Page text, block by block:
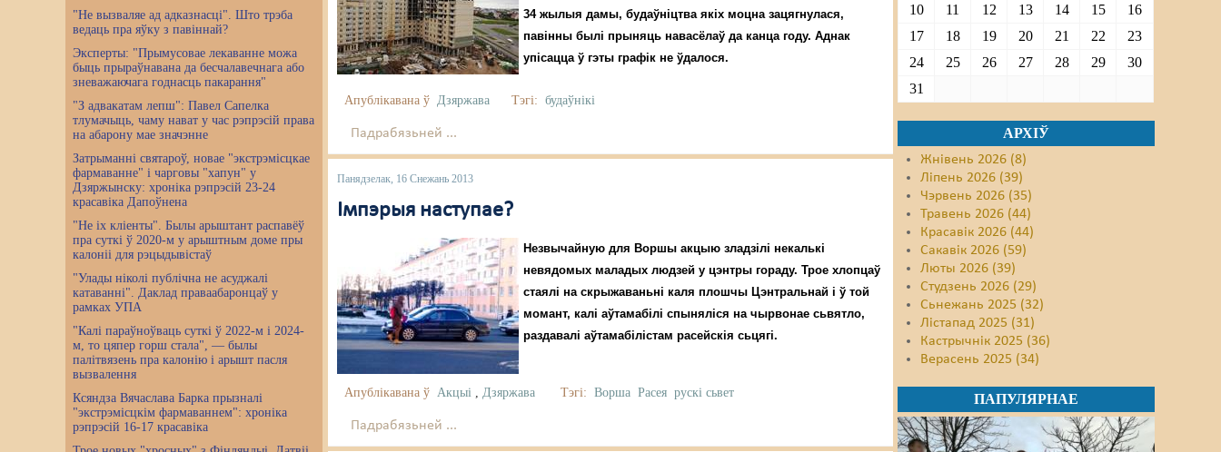
"Не вызваляе ад адказнасці". Што трэба
ведаць пра яўку з павіннай?
Эксперты: "Прымусовае лекаванне можа
быць прыраўнавана да бесчалавечнага або
зневажаючага годнасць пакарання"
"З адвакатам лепш": Павел Сапелка
тлумачыць, чаму нават у час рэпрэсій права
на абарону мае значэнне
Затрыманні святароў, новае "экстрэмісцкае
фармаванне" і чарговы "хапун" у
Дзяржынску: хроніка рэпрэсій 23-24
красавіка Дапоўнена
"Не іх кліенты". Былы арыштант распавёў
пра суткі ў 2020-м у арыштным доме пры
калоніі для рэцыдывістаў
"Улады ніколі публічна не асуджалі
катаванні". Даклад праваабаронцаў у
рамках УПА
"Калі параўноўваць суткі ў 2022-м і 2024-
м, то цяпер горш стала", — былы
палітвязень пра калонію і арышт пасля
вызвалення
Ксяндза Вячаслава Барка прызналі
"экстрэмісцкім фармаваннем": хроніка
рэпрэсій 16-17 красавіка
34 жылыя дамы, будаўніцтва якіх моцна зацягнулася,
павінны былі прыняць навасёлаў да канца году. Аднак
упісацца ў гэты графік не ўдалося.
Апублікавана ў Дзяржава Тэгі: будаўнікі
Падрабязьней ...
Панядзелак, 16 Снежань 2013
Імпэрыя наступае?
Незвычайную для Воршы акцыю зладзілі некалькі
невядомых маладых людзей у цэнтры гораду. Трое хлопцаў
стаялі на скрыжаваньні каля плошчы Цэнтральнай і ў той
момант, калі аўтамабілі спыняліся на чырвонае сьвятло,
раздавалі аўтамабілістам расейскія сьцягі.
Апублікавана ў Акцыі ,Дзяржава Тэгі: Ворша Расея рускі сьвет
Падрабязьней ...
10
11 12 13 14 15
16
17
18 19 20 21 22
23
24
25 26 27 28 29
30
31
АРХІЎ
Жнівень 2026 (8)
Ліпень 2026 (39)
Чэрвень 2026 (35)
Травень 2026 (44)
Красавік 2026 (44)
Сакавік 2026 (59)
Люты 2026 (39)
Студзень 2026 (29)
Сьнежань 2025 (32)
Лістапад 2025 (31)
Кастрычнік 2025 (36)
Верасень 2025 (34)
ПАПУЛЯРНАЕ